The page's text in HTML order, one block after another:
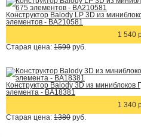
Конструктор Balody LP 3D из
элементов - BA210581
1 540
Старая цена: 1599 руб.
Конструктор Balody 3D из миниблоков
элемента - BA18381
1 340
Старая цена: 1380 руб.